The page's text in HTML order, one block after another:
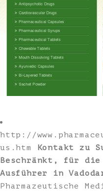
http://
us.htm
Kontakt zu
Beschränkt, für die
Ausführer in
Pharmazeutische